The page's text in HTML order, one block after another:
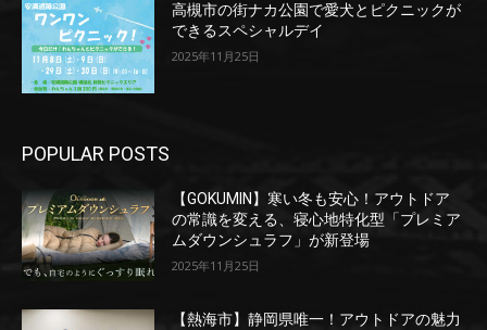
高槻市の街ナカ公園で愛犬とピクニックが
できるスペシャルデイ
2025年11月25日
POPULAR POSTS
【GOKUMIN】寒い冬も安心！アウトドア
の常識を変える、寝心地特化型「プレミア
ムダウンシュラフ」が新登場
2025年11月25日
【熱海市】静岡県唯一！アウトドアの魅力